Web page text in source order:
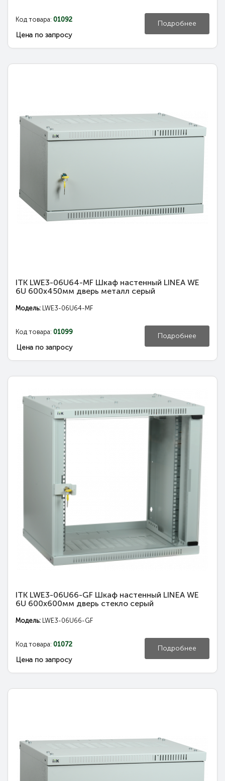
Код товара: 01092
Цена по запросу
Подробнее
ITK LWE3-06U64-MF Шкаф настенный LINEA WE
6U 600x450мм дверь металл серый
Модель: LWE3-06U64-MF
Код товара: 01099
Цена по запросу
Подробнее
ITK LWE3-06U66-GF Шкаф настенный LINEA WE
6U 600x600мм дверь стекло серый
Модель: LWE3-06U66-GF
Код товара: 01072
Цена по запросу
Подробнее